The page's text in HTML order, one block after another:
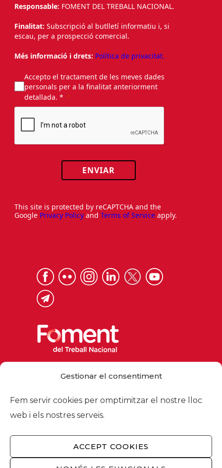
Gestionar el consentiment
Fem servir cookies per omptimitzar el nostre lloc
web i els nostres serveis.
ACCEPT COOKIES
Responsable: FOMENT DEL TREBALL NACIONAL.
Finalitat: Subscripció al butlletí informatiu i, si
escau, per a prospecció comercial.
Més informació i drets: Política de privacitat.
Accepto el tractament de les meves dades
personals per a la finalitat anteriorment
detallada. *
ENVIAR
This site is protected by reCAPTCHA and the
Google Privacy Policy and Terms of Service apply.
foment@foment.com
© 2026 - Foment del Treball Nacional
Nosaltres